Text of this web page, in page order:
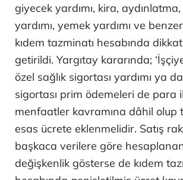
giyecek yardımı, kira,
yardımı, yemek yardımı ve
kıdem tazminatı hesabında
getirildi. Yargıtay kararında;
özel sağlık sigortası yardımı ya
sigortası prim ödemeleri de para
menfaatler kavramına dâhil olup
esas ücrete eklenmelidir. Satış
başkaca verilere göre
değişkenlik gösterse de kıdem